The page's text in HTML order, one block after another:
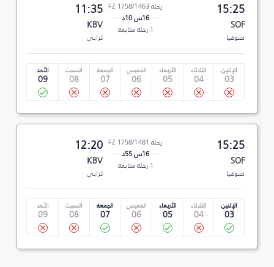
15:25
SOF
صوفيا
رحلة FZ 1758/1463
16س 10د
1 رحلة متابعة
11:35
KBV
كرابي
الإثنين
03
الثلاثاء
04
الأربعاء
05
الخميس
06
الجمعة
07
السبت
08
الأحد
09
15:25
SOF
صوفيا
رحلة FZ 1758/1481
16س 55د
1 رحلة متابعة
12:20
KBV
كرابي
الإثنين
03
الثلاثاء
04
الأربعاء
05
الخميس
06
الجمعة
07
السبت
08
الأحد
09